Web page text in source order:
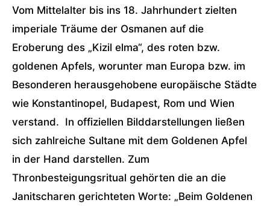
Vom Mittelalter bis ins 18. Jahrhundert zielten
imperiale Träume der Osmanen auf die
Eroberung des „Kizil elma“, des roten bzw.
goldenen Apfels, worunter man Europa bzw. im
Besonderen herausgehobene europäische Städte
wie Konstantinopel, Budapest, Rom und Wien
verstand. In offiziellen Bilddarstellungen ließen
sich zahlreiche Sultane mit dem Goldenen Apfel
in der Hand darstellen. Zum
Thronbesteigungsritual gehörten die an die
Janitscharen gerichteten Worte: „Beim Goldenen